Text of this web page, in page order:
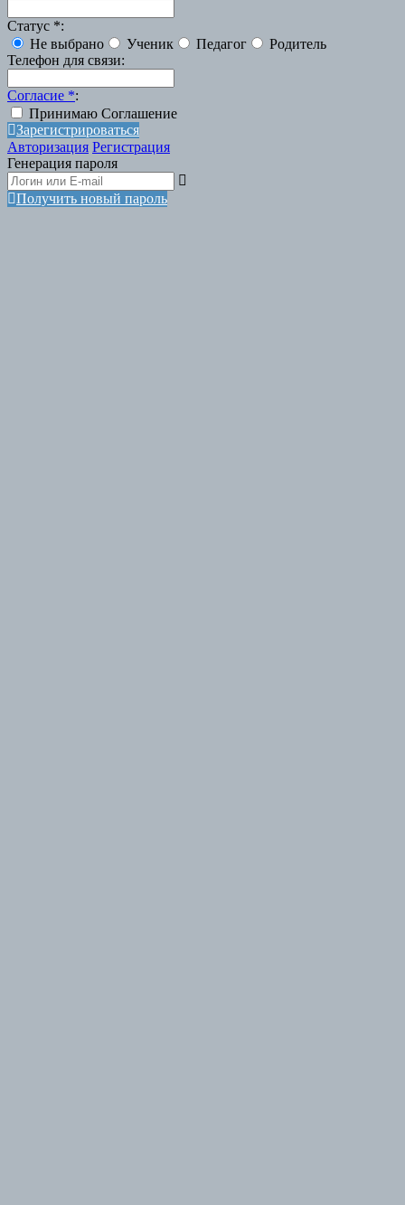
Статус *:
Не выбрано
Ученик Педагог
Родитель
Телефон для связи:
Согласие *:
Принимаю Соглашение
Зарегистрироваться
Авторизация Регистрация
Генерация пароля
Получить новый пароль